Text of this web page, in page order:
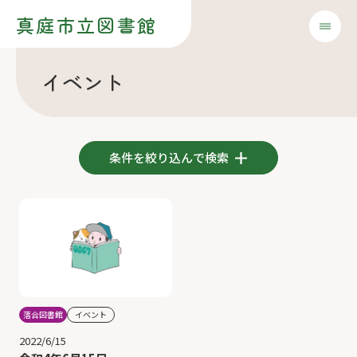
真庭市立図書館
イベント
条件を絞り込んで検索
落合図書館 イベント
2022/6/15